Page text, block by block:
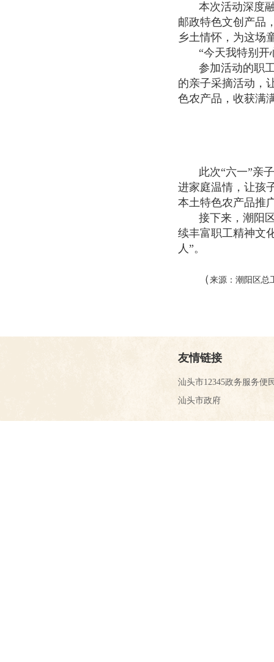
本次活动深度
邮政特色文创产品
乡土情怀，为这场
“今天我特别
参加活动的职
的亲子采摘活动，
色农产品，收获满
此次“六一”亲
进家庭温情，让孩
本土特色农产品推
接下来，潮阳
续丰富职工精神文
人”。
（来源：潮阳区总
友情链接
汕头市12345政务服务便
汕头市政府